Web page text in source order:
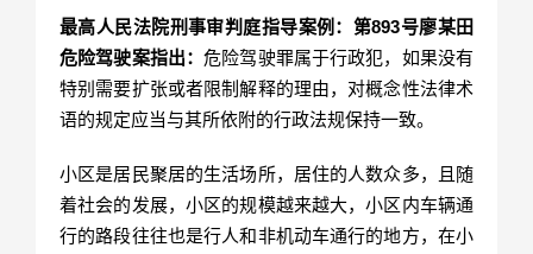
最高人民法院刑事审判庭指导案例：第893号廖某田
危险驾驶案指出：危险驾驶罪属于行政犯，如果没有
特别需要扩张或者限制解释的理由，对概念性法律术
语的规定应当与其所依附的行政法规保持一致。
小区是居民聚居的生活场所，居住的人数众多，且随
着社会的发展，小区的规模越来越大，小区内车辆通
行的路段往往也是行人和非机动车通行的地方，在小